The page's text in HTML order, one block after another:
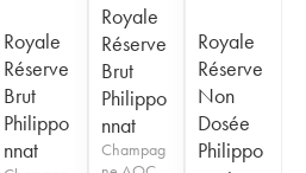
Royale
Réserve
Brut
Philippo
nnat
Royale
Réserve
Brut
Philippo
nnat
Champag
Royale
Réserve
Non
Dosée
Philippo